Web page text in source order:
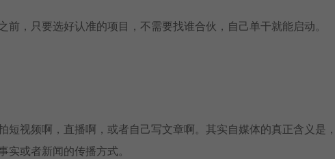
，只要选好认准的项目，不需要找谁合伙，自己单干就能启动。
视频啊，直播啊，或者自己写文章啊。其实自媒体的真正含义是，
或者新闻的传播方式。